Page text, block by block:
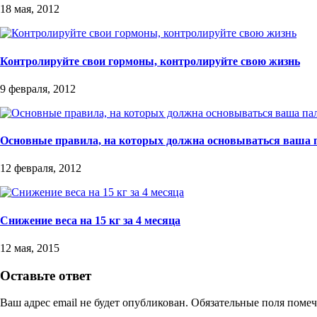
18 мая, 2012
Контролируйте свои гормоны, контролируйте свою жизнь
9 февраля, 2012
Основные правила, на которых должна основываться ваша
12 февраля, 2012
Снижение веса на 15 кг за 4 месяца
12 мая, 2015
Оставьте ответ
Ваш адрес email не будет опубликован. Обязательные поля